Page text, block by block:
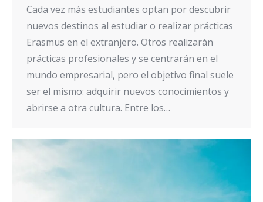
Cada vez más estudiantes optan por descubrir
nuevos destinos al estudiar o realizar prácticas
Erasmus en el extranjero. Otros realizarán
prácticas profesionales y se centrarán en el
mundo empresarial, pero el objetivo final suele
ser el mismo: adquirir nuevos conocimientos y
abrirse a otra cultura. Entre los…